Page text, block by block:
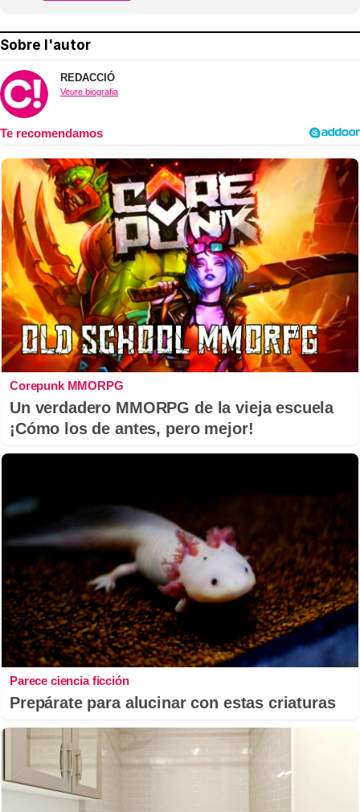
Sobre l'autor
REDACCIÓ
Veure biografia
Corepunk MMORPG
Un verdadero MMORPG de la vieja escuela
¡Cómo los de antes, pero mejor!
Parece ciencia ficción
Prepárate para alucinar con estas criaturas